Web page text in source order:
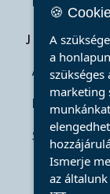
JÖJJÖN
Iskolai
Szakmai
🍪
A
a
szükséges
marketing
Ismerje
az